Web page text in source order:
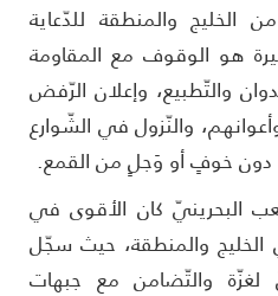
والمنطقة للدّعاية
هو الوقوف مع المقاومة
وإعلان الرّفض
والنّزول في الشّوارع
خوفٍ أو وَجلٍ من القمع.
كان الأقوى في
والمنطقة، حيث سجّل
والتّضامن مع جبهات